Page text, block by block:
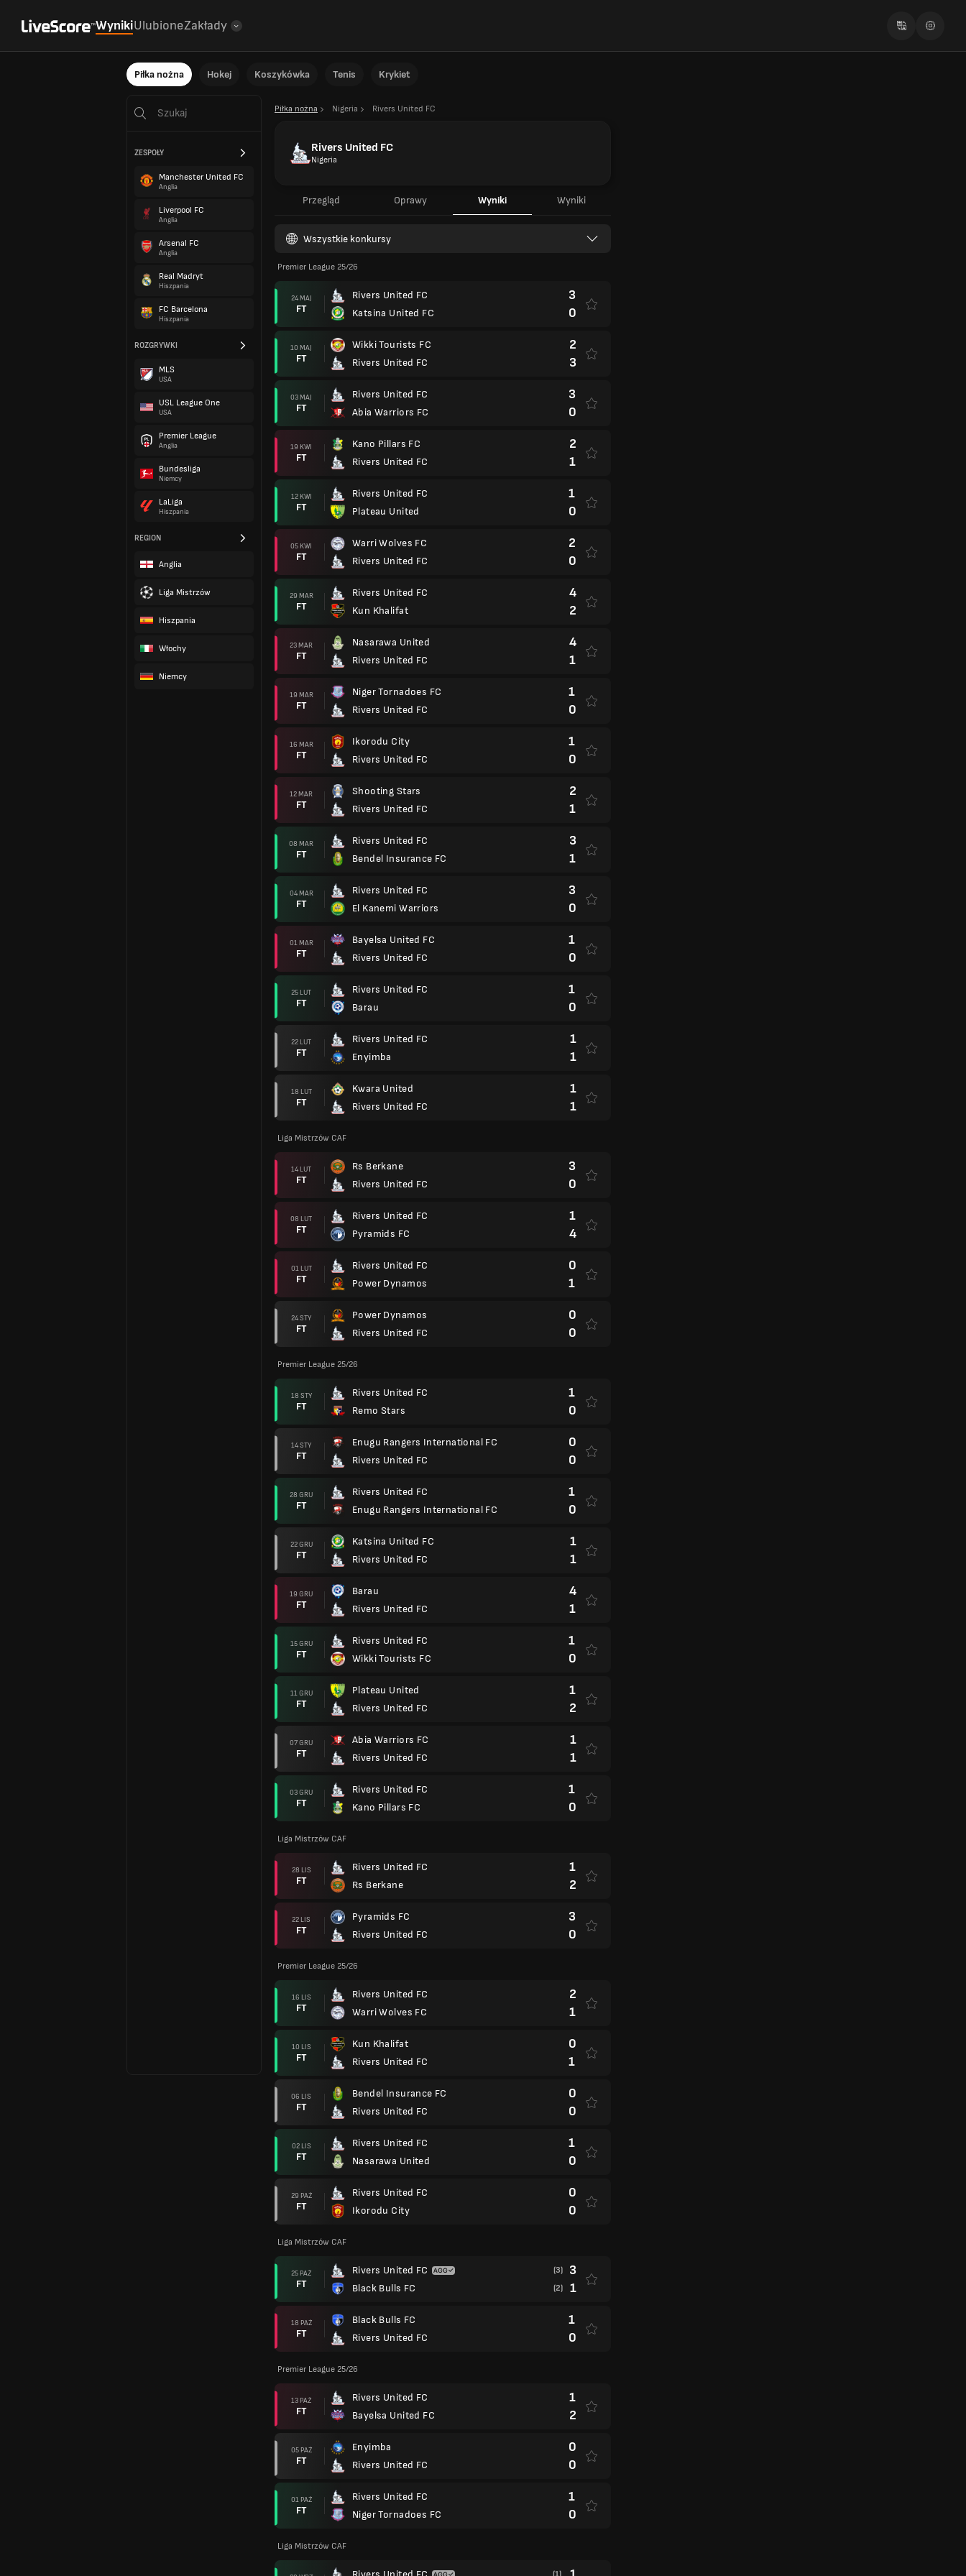
WynikiUlubioneZakłady
Piłka nożna Hokej Koszykówka Tenis Krykiet
ZESPOŁY
Manchester United FC
Anglia
Liverpool FC
Anglia
Arsenal FC
Anglia
Real Madryt
Hiszpania
FC Barcelona
Hiszpania
ROZGRYWKI
MLS
USA
USL League One
USA
Premier League
Anglia
Bundesliga
Niemcy
LaLiga
Hiszpania
REGION
Anglia
Liga Mistrzów
Hiszpania
Włochy
Niemcy
Piłka nożna Nigeria Rivers United FC
Rivers United FC
Nigeria
Przegląd Oprawy Wyniki Wyniki
Wszystkie konkursy
Premier League 25/26
24 MAJ
FT
Rivers United FC
Katsina United FC
3
0
10 MAJ
FT
Wikki Tourists FC
Rivers United FC
2
3
03 MAJ
FT
Rivers United FC
Abia Warriors FC
3
0
19 KWI
FT
Kano Pillars FC
Rivers United FC
2
1
12 KWI
FT
Rivers United FC
Plateau United
1
0
05 KWI
FT
Warri Wolves FC
Rivers United FC
2
0
29 MAR
FT
Rivers United FC
Kun Khalifat
4
2
23 MAR
FT
Nasarawa United
Rivers United FC
4
1
19 MAR
FT
Niger Tornadoes FC
Rivers United FC
1
0
16 MAR
FT
Ikorodu City
Rivers United FC
1
0
12 MAR
FT
Shooting Stars
Rivers United FC
2
1
08 MAR
FT
Rivers United FC
Bendel Insurance FC
3
1
04 MAR
FT
Rivers United FC
El Kanemi Warriors
3
0
01 MAR
FT
Bayelsa United FC
Rivers United FC
1
0
25 LUT
FT
Rivers United FC
Barau
1
0
22 LUT
FT
Rivers United FC
Enyimba
1
1
18 LUT
FT
Kwara United
Rivers United FC
1
1
Liga Mistrzów CAF
14 LUT
FT
Rs Berkane
Rivers United FC
3
0
08 LUT
FT
Rivers United FC
Pyramids FC
1
4
01 LUT
FT
Rivers United FC
Power Dynamos
0
1
24 STY
FT
Power Dynamos
Rivers United FC
0
0
Premier League 25/26
18 STY
FT
Rivers United FC
Remo Stars
1
0
14 STY
FT
Enugu Rangers International FC
Rivers United FC
0
0
28 GRU
FT
Rivers United FC
Enugu Rangers International FC
1
0
22 GRU
FT
Katsina United FC
Rivers United FC
1
1
19 GRU
FT
Barau
Rivers United FC
4
1
15 GRU
FT
Rivers United FC
Wikki Tourists FC
1
0
11 GRU
FT
Plateau United
Rivers United FC
1
2
07 GRU
FT
Abia Warriors FC
Rivers United FC
1
1
03 GRU
FT
Rivers United FC
Kano Pillars FC
1
0
Liga Mistrzów CAF
28 LIS
FT
Rivers United FC
Rs Berkane
1
2
22 LIS
FT
Pyramids FC
Rivers United FC
3
0
Premier League 25/26
16 LIS
FT
Rivers United FC
Warri Wolves FC
2
1
10 LIS
FT
Kun Khalifat
Rivers United FC
0
1
06 LIS
FT
Bendel Insurance FC
Rivers United FC
0
0
02 LIS
FT
Rivers United FC
Nasarawa United
1
0
29 PAŹ
FT
Rivers United FC
Ikorodu City
0
0
Liga Mistrzów CAF
25 PAŹ
FT
Rivers United FC
Black Bulls FC
(3) 3
(2) 1
18 PAŹ
FT
Black Bulls FC
Rivers United FC
1
0
Premier League 25/26
13 PAŹ
FT
Rivers United FC
Bayelsa United FC
1
2
05 PAŹ
FT
Enyimba
Rivers United FC
0
0
01 PAŹ
FT
Rivers United FC
Niger Tornadoes FC
1
0
Liga Mistrzów CAF